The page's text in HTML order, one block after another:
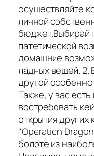
осуществляйте
личной
патетической
домашние
ладных вещей. 2.
другой
Также, у вас
востребовать
открытия других
"Operation
болоте из